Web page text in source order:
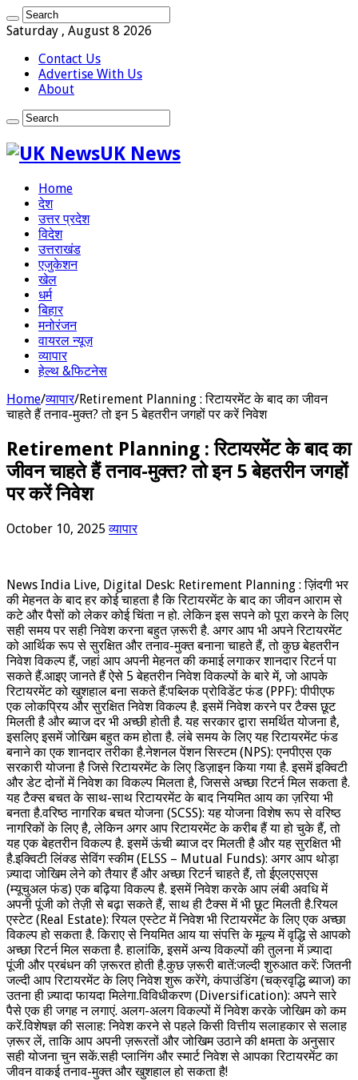
Saturday , August 8 2026
Contact Us
Advertise With Us
About
UK News
Home
देश
उत्तर प्रदेश
विदेश
उत्तराखंड
एजुकेशन
खेल
धर्म
बिहार
मनोरंजन
वायरल न्यूज़
व्यापार
हेल्थ &फिटनेस
Home/व्यापार/Retirement Planning : रिटायरमेंट के बाद का जीवन
चाहते हैं तनाव-मुक्त? तो इन 5 बेहतरीन जगहों पर करें निवेश
Retirement Planning : रिटायरमेंट के बाद का
जीवन चाहते हैं तनाव-मुक्त? तो इन 5 बेहतरीन जगहों
पर करें निवेश
October 10, 2025 व्यापार
News India Live, Digital Desk: Retirement Planning : ज़िंदगी भर
की मेहनत के बाद हर कोई चाहता है कि रिटायरमेंट के बाद का जीवन आराम से
कटे और पैसों को लेकर कोई चिंता न हो. लेकिन इस सपने को पूरा करने के लिए
सही समय पर सही निवेश करना बहुत ज़रूरी है. अगर आप भी अपने रिटायरमेंट
को आर्थिक रूप से सुरक्षित और तनाव-मुक्त बनाना चाहते हैं, तो कुछ बेहतरीन
निवेश विकल्प हैं, जहां आप अपनी मेहनत की कमाई लगाकर शानदार रिटर्न पा
सकते हैं.आइए जानते हैं ऐसे 5 बेहतरीन निवेश विकल्पों के बारे में, जो आपके
रिटायरमेंट को खुशहाल बना सकते हैं:पब्लिक प्रोविडेंट फंड (PPF): पीपीएफ
एक लोकप्रिय और सुरक्षित निवेश विकल्प है. इसमें निवेश करने पर टैक्स छूट
मिलती है और ब्याज दर भी अच्छी होती है. यह सरकार द्वारा समर्थित योजना है,
इसलिए इसमें जोखिम बहुत कम होता है. लंबे समय के लिए यह रिटायरमेंट फंड
बनाने का एक शानदार तरीका है.नेशनल पेंशन सिस्टम (NPS): एनपीएस एक
सरकारी योजना है जिसे रिटायरमेंट के लिए डिज़ाइन किया गया है. इसमें इक्विटी
और डेट दोनों में निवेश का विकल्प मिलता है, जिससे अच्छा रिटर्न मिल सकता है.
यह टैक्स बचत के साथ-साथ रिटायरमेंट के बाद नियमित आय का ज़रिया भी
बनता है.वरिष्ठ नागरिक बचत योजना (SCSS): यह योजना विशेष रूप से वरिष्ठ
नागरिकों के लिए है, लेकिन अगर आप रिटायरमेंट के करीब हैं या हो चुके हैं, तो
यह एक बेहतरीन विकल्प है. इसमें ऊंची ब्याज दर मिलती है और यह सुरक्षित भी
है.इक्विटी लिंक्ड सेविंग स्कीम (ELSS – Mutual Funds): अगर आप थोड़ा
ज़्यादा जोखिम लेने को तैयार हैं और अच्छा रिटर्न चाहते हैं, तो ईएलएसएस
(म्यूचुअल फंड) एक बढ़िया विकल्प है. इसमें निवेश करके आप लंबी अवधि में
अपनी पूंजी को तेज़ी से बढ़ा सकते हैं, साथ ही टैक्स में भी छूट मिलती है.रियल
एस्टेट (Real Estate): रियल एस्टेट में निवेश भी रिटायरमेंट के लिए एक अच्छा
विकल्प हो सकता है. किराए से नियमित आय या संपत्ति के मूल्य में वृद्धि से आपको
अच्छा रिटर्न मिल सकता है. हालांकि, इसमें अन्य विकल्पों की तुलना में ज़्यादा
पूंजी और प्रबंधन की ज़रूरत होती है.कुछ ज़रूरी बातें:जल्दी शुरुआत करें: जितनी
जल्दी आप रिटायरमेंट के लिए निवेश शुरू करेंगे, कंपाउंडिंग (चक्रवृद्धि ब्याज) का
उतना ही ज़्यादा फायदा मिलेगा.विविधीकरण (Diversification): अपने सारे
पैसे एक ही जगह न लगाएं. अलग-अलग विकल्पों में निवेश करके जोखिम को कम
करें.विशेषज्ञ की सलाह: निवेश करने से पहले किसी वित्तीय सलाहकार से सलाह
ज़रूर लें, ताकि आप अपनी ज़रूरतों और जोखिम उठाने की क्षमता के अनुसार
सही योजना चुन सकें.सही प्लानिंग और स्मार्ट निवेश से आपका रिटायरमेंट का
जीवन वाकई तनाव-मुक्त और खुशहाल हो सकता है!